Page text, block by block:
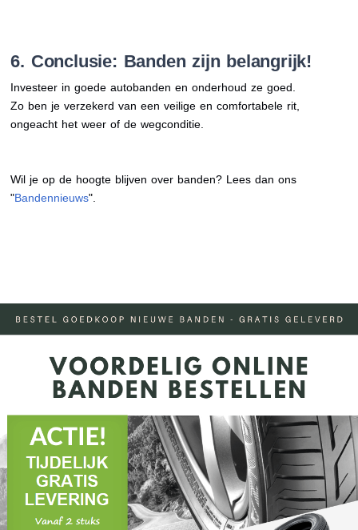
6. Conclusie: Banden zijn belangrijk!
Investeer in goede autobanden en onderhoud ze goed.
Zo ben je verzekerd van een veilige en comfortabele rit,
ongeacht het weer of de wegconditie.
Wil je op de hoogte blijven over banden? Lees dan ons
"Bandennieuws".